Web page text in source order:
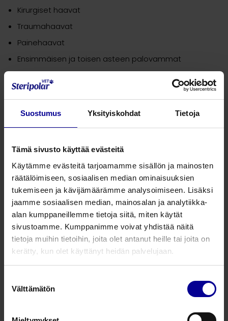
Suostumus Yksityiskohdat Tietoja
Tämä sivusto käyttää evästeitä
Käytämme evästeitä tarjoamamme sisällön ja mainosten
räätälöimiseen, sosiaalisen median ominaisuuksien
tukemiseen ja kävijämäärämme analysoimiseen. Lisäksi
jaamme sosiaalisen median, mainosalan ja analytiikka-
alan kumppaneillemme tietoja siitä, miten käytät
sivustoamme. Kumppanimme voivat yhdistää näitä
tietoja muihin tietoihin, joita olet antanut heille tai joita on
kerätty, kun olet käyttänyt heidän palvelujaan.
valinta
Välttämätön
Kirurgiset haavat
Traumahaavat
Painehaavat
Ensimmäisen ja toisen asteen palovammat
MANUKAMED tuotesarja –
Manukahunajaa luonnolliseen
haavanhoitoon
haavan paranemiselle. Manukahunajan antimikrobisen
jonka ansiosta sillä on korkea osmoottinen paine.
Osmoottinen paine vetää puoleensa nestettä
haavakudoksesta haavan pinnalle, auttaen
kostuttamaan haavaa sekä pehmittämään ja
irrottamaan katetta sekä kuollutta / nekroottista
kudosta.
Manukamedin tuotteiden pH on 3.0-4.5. Kroonisen
Happamamman pH-tason ylläpitäminen voi auttaa
Manukamedin steriilejä haavanhoitotuotteita voidaan